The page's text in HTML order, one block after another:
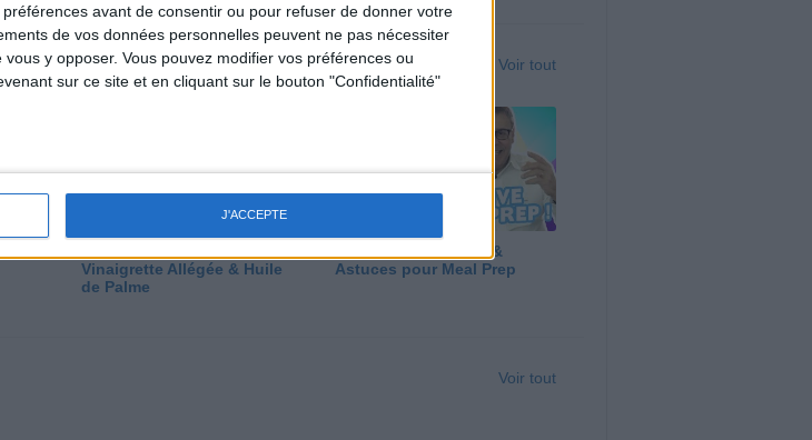
avant de consentir ou pour refuser de donner votre
de vos données personnelles peuvent ne pas nécessiter
y opposer. Vous pouvez modifier vos préférences ou
sur ce site et en cliquant sur le bouton "Confidentialité"
J'ACCEPTE
Voir tout
Vinaigrette Allégée & Huile
de Palme
Panga, Huile d'Olive &
Astuces pour Meal Prep
Voir tout